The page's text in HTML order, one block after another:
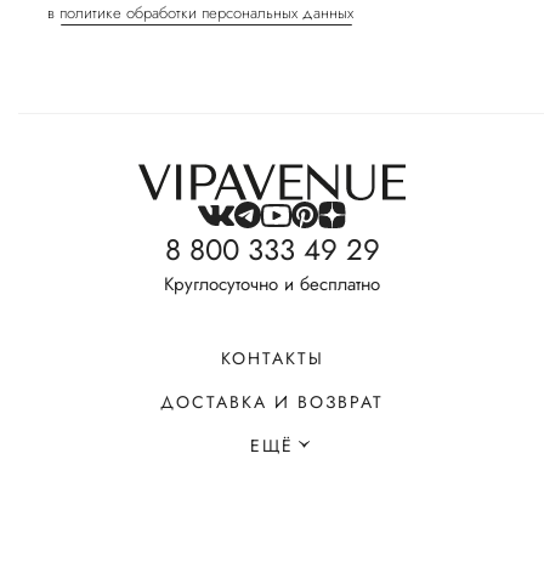
в политике обработки персональных данных
8 800 333 49 29
Круглосуточно и бесплатно
КОНТАКТЫ
ДОСТАВКА И ВОЗВРАТ
ЕЩЁ